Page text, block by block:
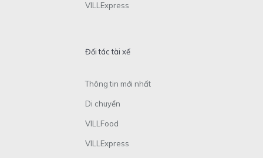
VILLExpress
Đối tác tài xế
Thông tin mới nhất
Di chuyển
VILLFood
VILLExpress